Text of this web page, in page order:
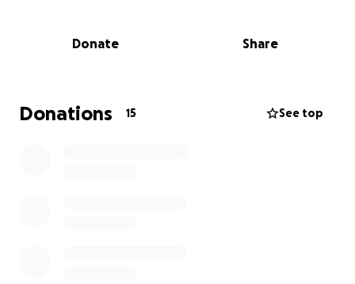
contributo può davvero salvargli la vita.
Donate Share
Donations 15 See top